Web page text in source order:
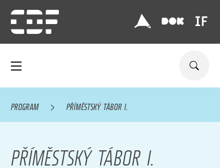
PROGRAM PŘÍMĚSTSKÝ TÁBOR I.
PŘÍMĚSTSKÝ TÁBOR I.